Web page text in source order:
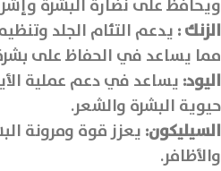
ويحافظ على نضارة البشرة
الزنك : يدعم التئام الجلد
مما يساعد في الحفاظ على
اليود: يساعد في دعم عملية
حيوية البشرة والشعر.
السيليكون: يعزز قوة ومرونة
والأظافر.